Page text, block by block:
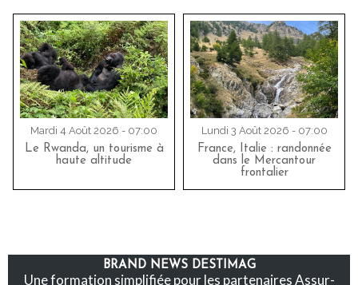
Mardi 4 Août 2026 - 07:00
Le Rwanda, un tourisme à
haute altitude
Lundi 3 Août 2026 - 07:00
France, Italie : randonnée
dans le Mercantour
frontalier
BRAND NEWS DESTIMAG
Une formation simplifiée pour les partenaires Assur-